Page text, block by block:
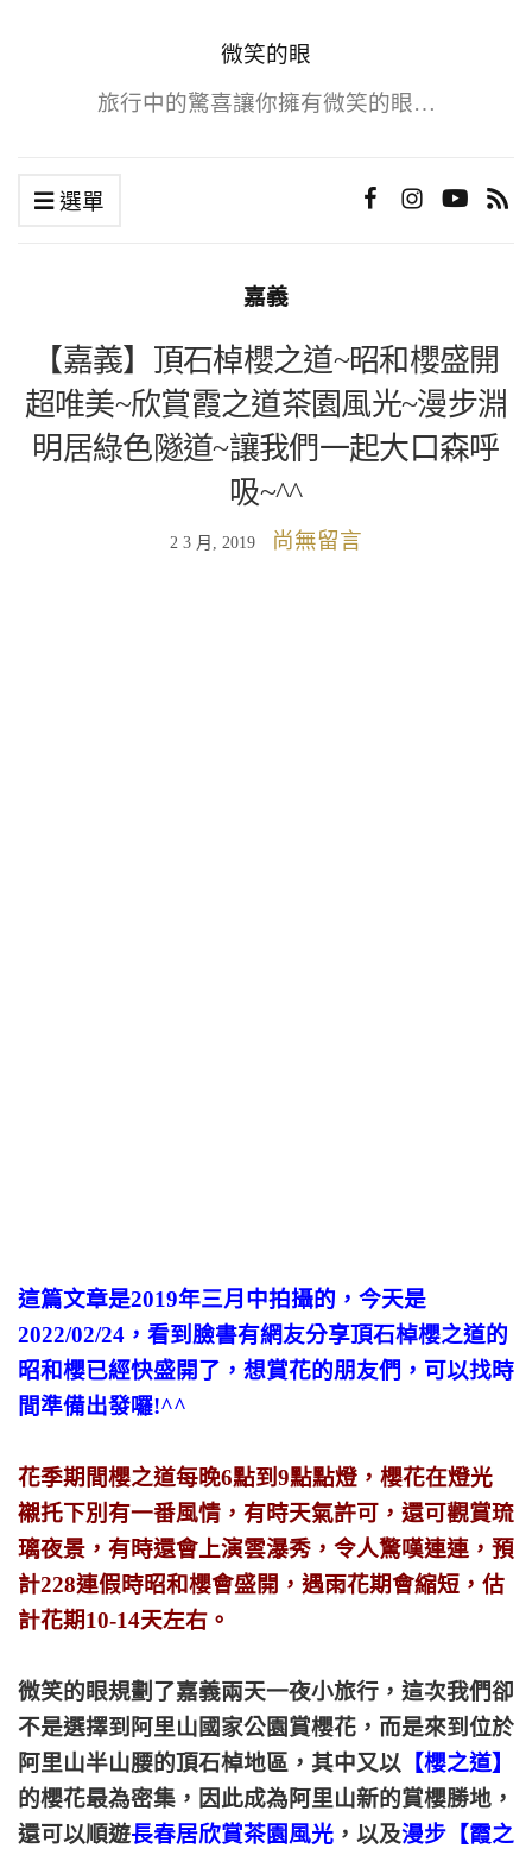
微笑的眼
旅行中的驚喜讓你擁有微笑的眼…
選單
嘉義
【嘉義】頂石棹櫻之道~昭和櫻盛開
超唯美~欣賞霞之道茶園風光~漫步淵
明居綠色隧道~讓我們一起大口森呼
吸~^^
2 3 月, 2019 尚無留言
這篇文章是2019年三月中拍攝的，今天是
2022/02/24，看到臉書有網友分享頂石棹櫻之道的
昭和櫻已經快盛開了，想賞花的朋友們，可以找時
間準備出發囉!^^
花季期間櫻之道每晚6點到9點點燈，櫻花在燈光
襯托下別有一番風情，有時天氣許可，還可觀賞琉
璃夜景，有時還會上演雲瀑秀，令人驚嘆連連，預
計228連假時昭和櫻會盛開，遇雨花期會縮短，估
計花期10-14天左右。
微笑的眼規劃了嘉義兩天一夜小旅行，這次我們卻
不是選擇到阿里山國家公園賞櫻花，而是來到位於
阿里山半山腰的頂石棹地區，其中又以 【櫻之道】
的櫻花最為密集，因此成為阿里山新的賞櫻勝地，
還可以順遊長春居欣賞茶園風光 ，以及漫步【霞之